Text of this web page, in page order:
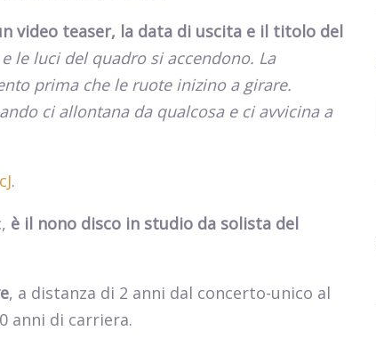
video teaser, la data di uscita e il titolo del
le luci del quadro si accendono. La
prima che le ruote inizino a girare.
ci allontana da qualcosa e ci avvicina a
.
è il nono disco in studio da solista del
, a distanza di 2 anni dal concerto-unico al
anni di carriera.